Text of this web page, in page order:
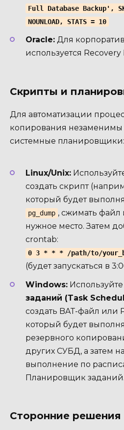
Full Database Backup',
NOUNLOAD, STATS = 10
Oracle: Для
используется Recovery
Скрипты и
Для автоматизации
копирования незаменимы
системные планировщики:
Linux/Unix:
создать скрипт
который будет
pg_dump , сжимать файл
нужное место. Затем
crontab:
0 3 * * * /path/to/
(будет запускаться в
Windows: Используйте
заданий (Task
создать BAT-файл или
который будет
резервного
других СУБД, а затем
выполнение по
Планировщик заданий.
Сторонние решения